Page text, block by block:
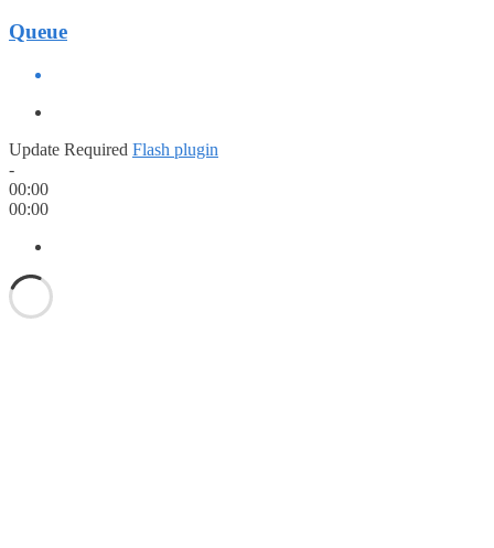
Queue
Update Required Flash plugin
-
00:00
00:00